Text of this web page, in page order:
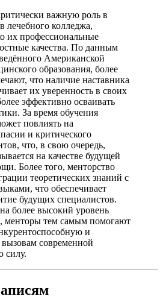
важную роль в
лечебного колледжа,
их профессиональные
качества. По данным
Американской
образования, более
что наличие наставника
их уверенность в своих
эффективно осваивать
За время обучения
повлиять на
и критического
что, в свою очередь,
на качестве будущей
Более того, менторство
теоретических знаний с
что обеспечивает
будущих специалистов.
более высокий уровень
менторы тем самым помогают
и
современной
силу.